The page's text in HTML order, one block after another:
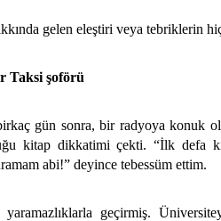
gelen eleştiri veya tebriklerin
Taksi şoförü
gün sonra, bir radyoya konuk
kitap dikkatimi çekti. “İlk defa
abi!” deyince tebessüm ettim.
yaramazlıklarla geçirmiş.